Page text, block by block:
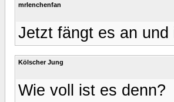
mrlenchenfan
Jetzt fängt es an
Kölscher Jung
Wie voll ist es denn?